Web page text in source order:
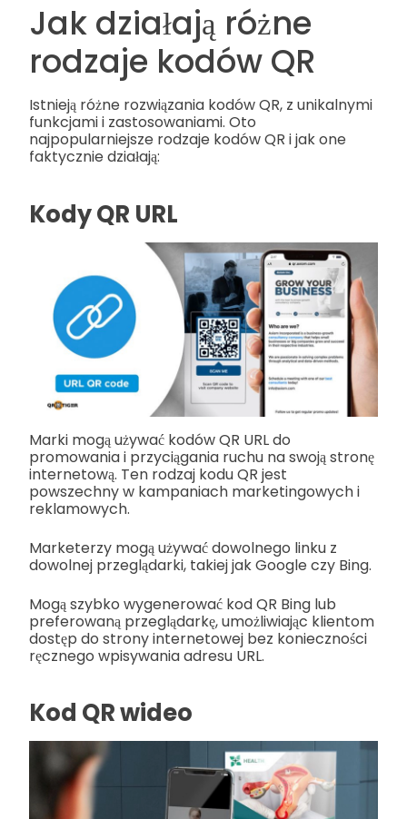
Jak działają różne
rodzaje kodów QR
Istnieją różne rozwiązania kodów QR, z unikalnymi
funkcjami i zastosowaniami. Oto
najpopularniejsze rodzaje kodów QR i jak one
faktycznie działają:
Kody QR URL
Marki mogą używać kodów QR URL do
promowania i przyciągania ruchu na swoją stronę
internetową. Ten rodzaj kodu QR jest
powszechny w kampaniach marketingowych i
reklamowych.
Marketerzy mogą używać dowolnego linku z
dowolnej przeglądarki, takiej jak Google czy Bing.
Mogą szybko wygenerować kod QR Bing lub
preferowaną przeglądarkę, umożliwiając klientom
dostęp do strony internetowej bez konieczności
ręcznego wpisywania adresu URL.
Kod QR wideo